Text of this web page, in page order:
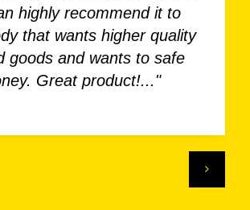
highly recommend it to
that wants higher quality
goods and wants to safe
Great product!..."